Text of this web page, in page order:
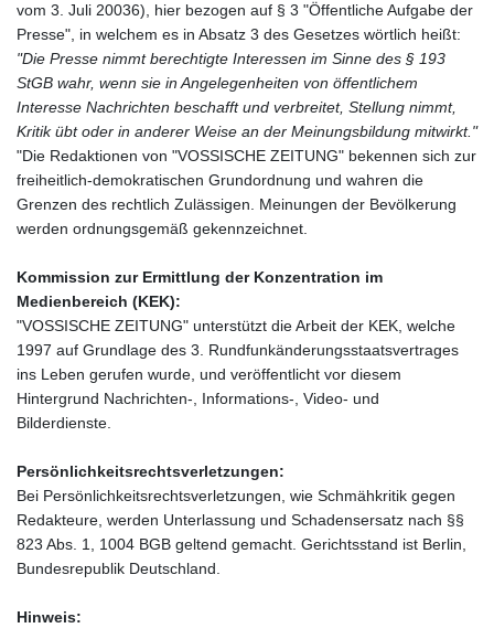
vom 3. Juli 20036), hier bezogen auf § 3 "Öffentliche Aufgabe der
Presse", in welchem es in Absatz 3 des Gesetzes wörtlich heißt:
"Die Presse nimmt berechtigte Interessen im Sinne des § 193
StGB wahr, wenn sie in Angelegenheiten von öffentlichem
Interesse Nachrichten beschafft und verbreitet, Stellung nimmt,
Kritik übt oder in anderer Weise an der Meinungsbildung mitwirkt."
"Die Redaktionen von "VOSSISCHE ZEITUNG" bekennen sich zur
freiheitlich-demokratischen Grundordnung und wahren die
Grenzen des rechtlich Zulässigen. Meinungen der Bevölkerung
werden ordnungsgemäß gekennzeichnet.
Kommission zur Ermittlung der Konzentration im
Medienbereich (KEK):
"VOSSISCHE ZEITUNG" unterstützt die Arbeit der KEK, welche
1997 auf Grundlage des 3. Rundfunkänderungsstaatsvertrages
ins Leben gerufen wurde, und veröffentlicht vor diesem
Hintergrund Nachrichten-, Informations-, Video- und
Bilderdienste.
Persönlichkeitsrechtsverletzungen:
Bei Persönlichkeitsrechtsverletzungen, wie Schmähkritik gegen
Redakteure, werden Unterlassung und Schadensersatz nach §§
823 Abs. 1, 1004 BGB geltend gemacht. Gerichtsstand ist Berlin,
Bundesrepublik Deutschland.
Hinweis: